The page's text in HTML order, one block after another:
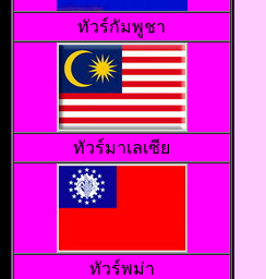
ทัวร์กัมพูชา
ทัวร์มาเลเซีย
ทัวร์พม่า